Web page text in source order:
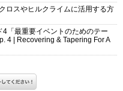
ロスやヒルクライムに活用する方
「最重要イベントのためのテー
4 | Recovering & Tapering For A